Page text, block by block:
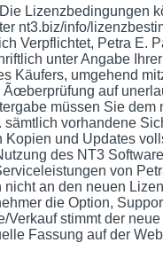
Lizenzbedingungen
nt3.biz/info/
Verpflichtet, Petra E.
unter Angabe
Käufers, umgehend
auf
müssen Sie
sämtlich vorhandene
Kopien und Updates
des NT3
von
an den neuen
die Option,
Verkauf stimmt der
Fassung auf der